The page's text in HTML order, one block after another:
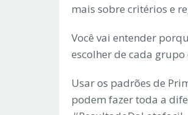
mais sobre critérios e
Você vai entender
escolher de cada
Usar os padrões de
podem fazer toda a